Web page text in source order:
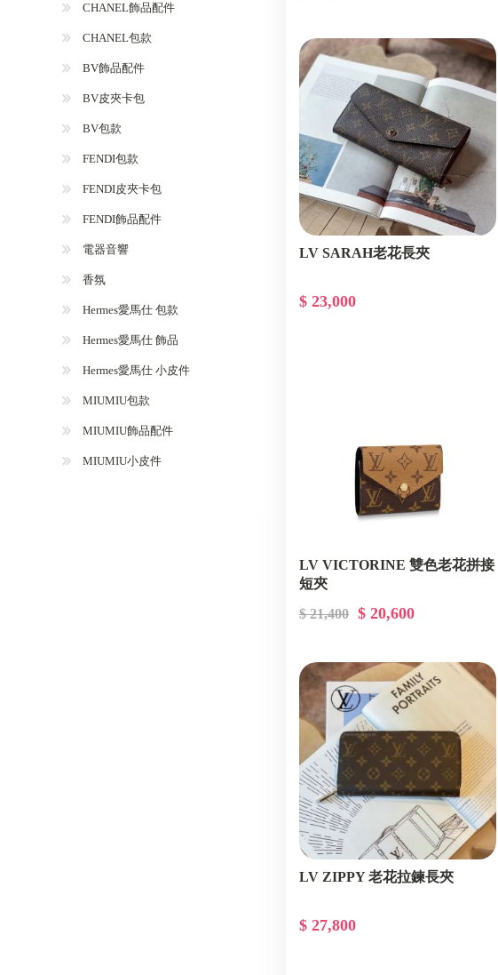
LV SARAH老花長夾
$ 23,000
LV VICTORINE 雙色老花拼接
短夾
$ 21,400 $ 20,600
LV ZIPPY 老花拉鍊長夾
$ 27,800
CHANEL飾品配件
CHANEL包款
BV飾品配件
BV皮夾卡包
BV包款
FENDI包款
FENDI皮夾卡包
FENDI飾品配件
電器音響
香氛
Hermes愛馬仕 包款
Hermes愛馬仕 飾品
Hermes愛馬仕 小皮件
MIUMIU包款
MIUMIU飾品配件
MIUMIU小皮件